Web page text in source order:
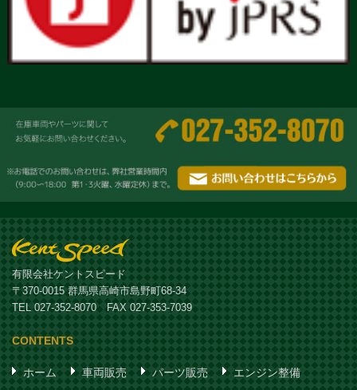
有限会社ケントスピード
〒370-0015 群馬県高崎市島野町68-34
TEL 027-352-8070 FAX 027-353-7039
CONTENTS
ホーム 車両販売 パーツ販売 エンジン整備